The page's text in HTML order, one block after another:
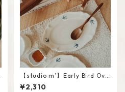
【studio m’】Early Bird Ova
l plate / S
¥2,310